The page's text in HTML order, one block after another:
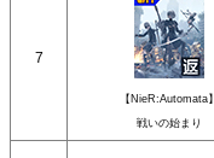
7
【NieR:Automata】
戦いの始まり